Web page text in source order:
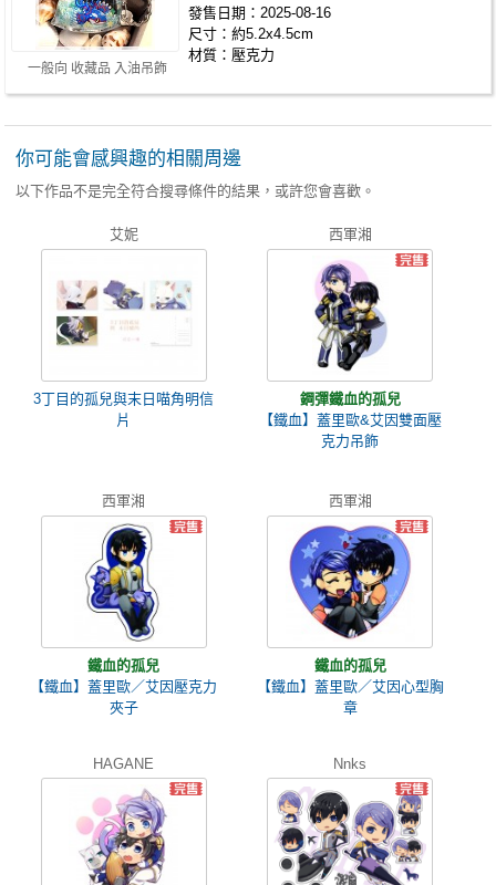
一般向 收藏品 入油吊飾
發售日期：2025-08-16
尺寸：約5.2x4.5cm
材質：壓克力
你可能會感興趣的相關周邊
以下作品不是完全符合搜尋條件的結果，或許您會喜歡。
艾妮
3丁目的孤兒與末日喵角明信
片
西軍湘
鋼彈鐵血的孤兒
【鐵血】蓋里歐&艾因雙面壓
克力吊飾
西軍湘
鐵血的孤兒
【鐵血】蓋里歐／艾因壓克力
夾子
西軍湘
鐵血的孤兒
【鐵血】蓋里歐／艾因心型胸
章
HAGANE Nnks